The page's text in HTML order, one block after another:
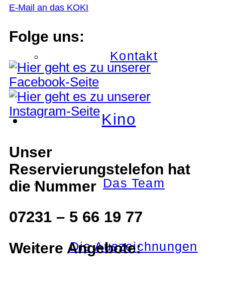
Kontakt
Kino
Das Team
Die Auszeichnungen
E-Mail an das KOKI
Folge uns:
Unser
Reservierungstelefon hat
die Nummer
07231 – 5 66 19 77
Weitere Angebote: